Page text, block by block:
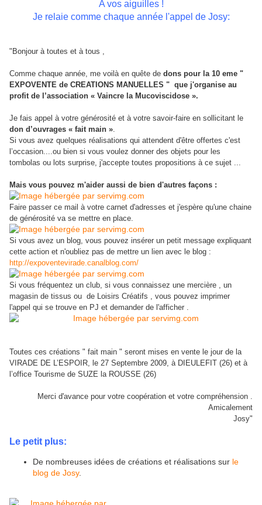
A vos aiguilles !
Je relaie comme chaque année l'appel de Josy:
"Bonjour à toutes et à tous ,
Comme chaque année, me voilà en quête de dons pour la 10 eme "
EXPOVENTE de CREATIONS MANUELLES " que j'organise au
profit de l’association « Vaincre la Mucoviscidose ».
Je fais appel à votre générosité et à votre savoir-faire en sollicitant le
don d’ouvrages « fait main ».
Si vous avez quelques réalisations qui attendent d'être offertes c'est
l’occasion....ou bien si vous voulez donner des objets pour les
tombolas ou lots surprise, j'accepte toutes propositions à ce sujet ...
Mais vous pouvez m'aider aussi de bien d'autres façons :
Faire passer ce mail à votre carnet d'adresses et j'espère qu'une chaine
de générosité va se mettre en place.
Si vous avez un blog, vous pouvez insérer un petit message expliquant
cette action et n'oubliez pas de mettre un lien avec le blog :
http://expoventevirade.canalblog.com/
Si vous fréquentez un club, si vous connaissez une mercière , un
magasin de tissus ou de Loisirs Créatifs , vous pouvez imprimer
l'appel qui se trouve en PJ et demander de l'afficher .
Toutes ces créations " fait main " seront mises en vente le jour de la
VIRADE DE L’ESPOIR, le 27 Septembre 2009, à DIEULEFIT (26) et à
l’office Tourisme de SUZE la ROUSSE (26)
Merci d'avance pour votre coopération et votre compréhension .
Amicalement
Josy"
Le petit plus:
De nombreuses idées de créations et réalisations sur le
blog de Josy.